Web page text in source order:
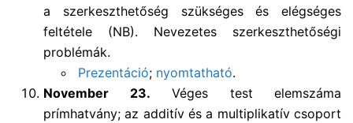
a szerkeszthetőség szükséges és elégséges
feltétele (NB). Nevezetes szerkeszthetőségi
problémák.
Prezentáció; nyomtatható.
November 23. Véges test elemszáma
prímhatvány; az additív és a multiplikatív csoport